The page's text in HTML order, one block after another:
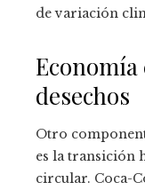
de variación
desechos
Otro
es la transición
circular. Coca-